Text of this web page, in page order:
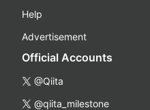
Help
Advertisement
Official Accounts
@Qiita
@qiita_milestone